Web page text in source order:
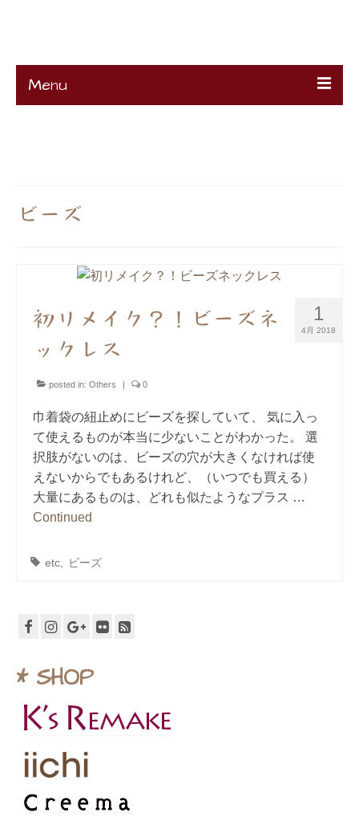
Menu
ビーズ
1
4月 2018
初リメイク？！ビーズネ
ックレス
posted in: Others 0
巾着袋の紐止めにビーズを探していて、 気に入っ
て使えるものが本当に少ないことがわかった。 選
択肢がないのは、ビーズの穴が大きくなければ使
えないからでもあるけれど、（いつでも買える）
大量にあるものは、どれも似たようなプラス …
Continued
etc, ビーズ
* SHOP